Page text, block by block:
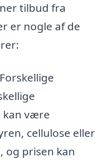
tilbud fra
er nogle af de
Forskellige
kan være
cellulose eller
og prisen kan